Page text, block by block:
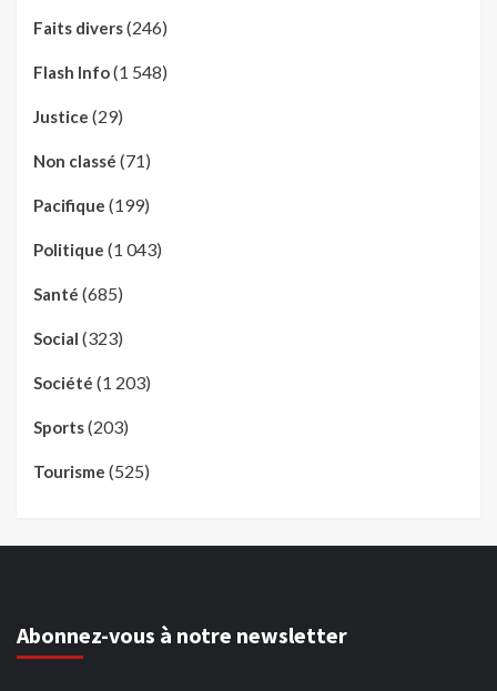
Faits divers(246)
Flash Info(1 548)
Justice (29)
Non classé (71)
Pacifique (199)
Politique (1 043)
Santé (685)
Social (323)
Société (1 203)
Sports(203)
Tourisme (525)
Abonnez-vous à notre newsletter